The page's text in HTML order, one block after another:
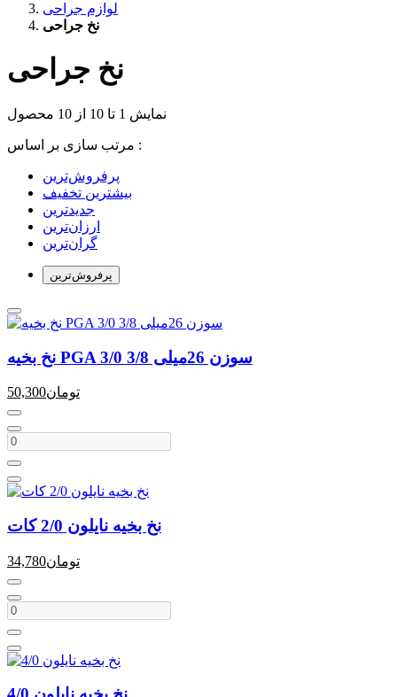
لوازم جراحی
نخ جراحی
نخ جراحی
نمایش 1 تا 10 از 10 محصول
مرتب سازی بر اساس :
بیشترین تخفیف
جدیدترین
ارزان‌ترین
گران‌ترین
پرفروش‌ترین‌
نخ بخیه PGA 3/0 سوزن 26میلی 3/8
50,300تومان
نخ بخیه نایلون 2/0 کات
34,780تومان